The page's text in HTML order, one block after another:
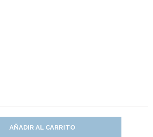
AÑADIR AL CARRITO